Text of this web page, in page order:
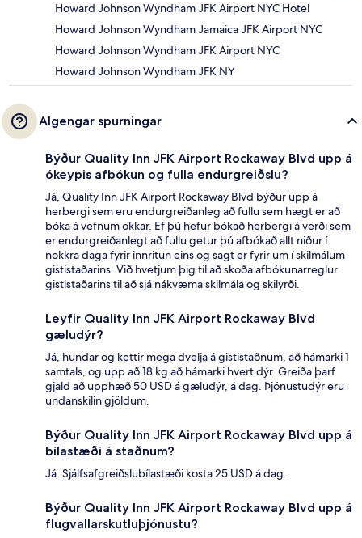
Howard Johnson Wyndham JFK Airport NYC Hotel
Howard Johnson Wyndham Jamaica JFK Airport NYC
Howard Johnson Wyndham JFK Airport NYC
Howard Johnson Wyndham JFK NY
Algengar spurningar
Býður Quality Inn JFK Airport Rockaway Blvd upp á
ókeypis afbókun og fulla endurgreiðslu?
Já, Quality Inn JFK Airport Rockaway Blvd býður upp á
herbergi sem eru endurgreiðanleg að fullu sem hægt er að
bóka á vefnum okkar. Ef þú hefur bókað herbergi á verði sem
er endurgreiðanlegt að fullu getur þú afbókað allt niður í
nokkra daga fyrir innritun eins og sagt er fyrir um í skilmálum
gististaðarins. Við hvetjum þig til að skoða afbókunarreglur
gististaðarins til að sjá nákvæma skilmála og skilyrði.
Leyfir Quality Inn JFK Airport Rockaway Blvd
gæludýr?
Já, hundar og kettir mega dvelja á gististaðnum, að hámarki 1
samtals, og upp að 18 kg að hámarki hvert dýr. Greiða þarf
gjald að upphæð 50 USD á gæludýr, á dag. Þjónustudýr eru
undanskilin gjöldum.
Býður Quality Inn JFK Airport Rockaway Blvd upp á
bílastæði á staðnum?
Já. Sjálfsafgreiðslubílastæði kosta 25 USD á dag.
Býður Quality Inn JFK Airport Rockaway Blvd upp á
flugvallarskutluþjónustu?